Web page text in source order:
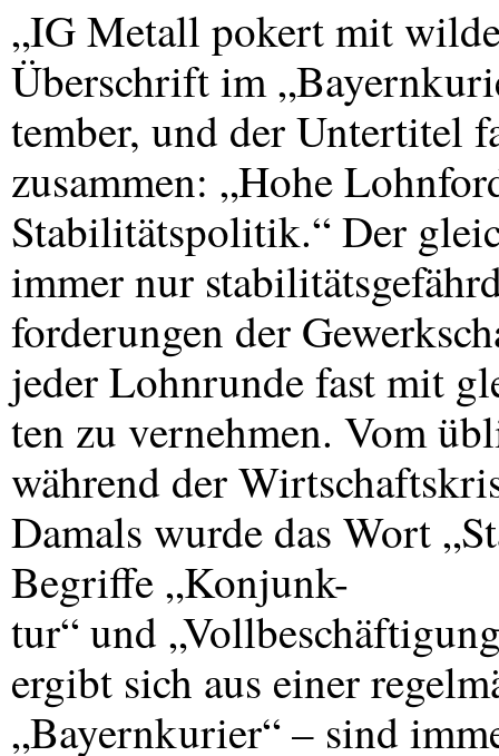
„IG Metall pokert mit
Überschrift im
tember, und der Untertitel
zusammen: „Hohe
Stabilitätspolitik.“ Der
immer nur
forderungen der
jeder Lohnrunde fast mit
ten zu vernehmen. Vom
während der
Damals wurde das Wort
Begriffe „Konjunk-
tur“ und
ergibt sich aus einer
„Bayernkurier“ – sind